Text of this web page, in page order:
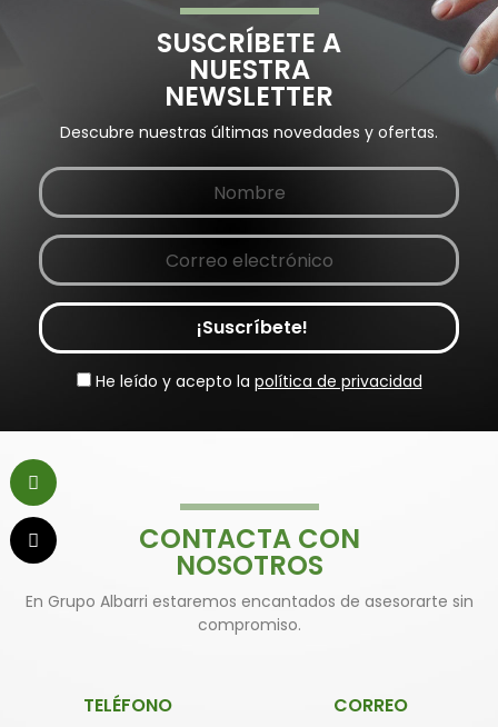
SUSCRÍBETE A
NUESTRA
NEWSLETTER
Descubre nuestras últimas novedades y ofertas.
¡Suscríbete!
He leído y acepto la política de privacidad
CONTACTA CON
NOSOTROS
En Grupo Albarri estaremos encantados de asesorarte sin
compromiso.
TELÉFONO CORREO